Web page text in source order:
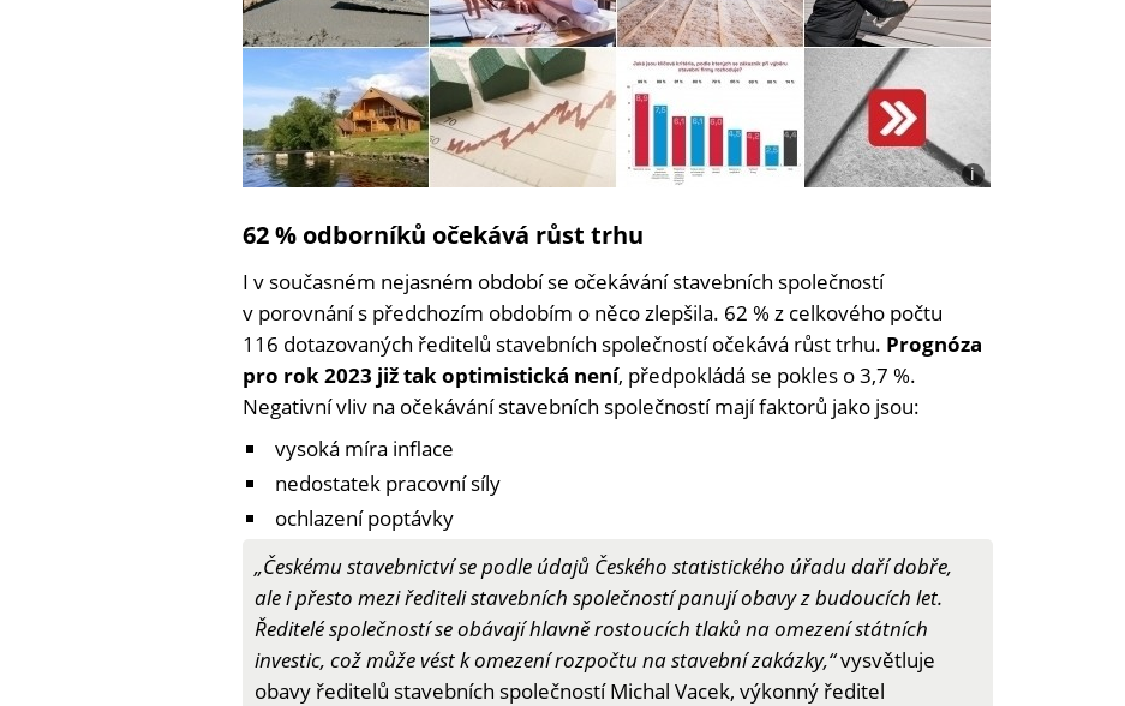
i
Foto:
62 % odborníků očekává růst trhu
I v současném nejasném období se očekávání stavebních společností
v porovnání s předchozím obdobím o něco zlepšila. 62 % z celkového počtu
116 dotazovaných ředitelů stavebních společností očekává růst trhu. Prognóza
pro rok 2023 již tak optimistická není, předpokládá se pokles o 3,7 %.
Negativní vliv na očekávání stavebních společností mají faktorů jako jsou:
vysoká míra inflace
nedostatek pracovní síly
ochlazení poptávky
„Českému stavebnictví se podle údajů Českého statistického úřadu daří dobře,
ale i přesto mezi řediteli stavebních společností panují obavy z budoucích let.
Ředitelé společností se obávají hlavně rostoucích tlaků na omezení státních
investic, což může vést k omezení rozpočtu na stavební zakázky,“vysvětluje
obavy ředitelů stavebních společností Michal Vacek, výkonný ředitel